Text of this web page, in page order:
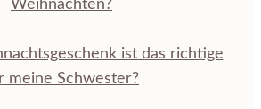
Weihnachten?
ist das richtige
meine Schwester?